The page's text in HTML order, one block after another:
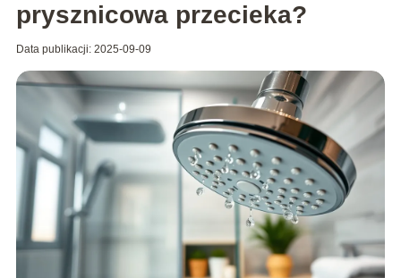
prysznicowa przecieka?
Data publikacji: 2025-09-09